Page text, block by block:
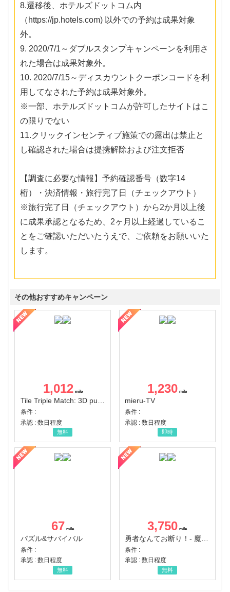
8.遷移後、ホテルズドットコム内
（https://jp.hotels.com) 以外での予約は成果対象
外。
9. 2020/7/1～ダブルスタンプキャンペーンを利用さ
れた場合は成果対象外。
10. 2020/7/15～ディスカウントクーポンコードを利
用してなされた予約は成果対象外。
※一部、ホテルズドットコムが許可したサイトはこ
の限りでない
11.クリックインセンティブ施策での露出は禁止と
し確認された場合は提携解除および注文拒否
【調査に必要な情報】予約確認番号（数字14
桁）・決済情報・旅行完了日（チェックアウト）
※旅行完了日（チェックアウト）から2か月以上後
に成果承認となるため、2ヶ月以上経過しているこ
とをご確認いただいたうえで、ご依頼をお願いいた
します。
その他おすすめキャンペーン
1,012
Tile Triple Match: 3D puzzle
条件 :
承認 : 数日程度
無料
1,230
mieru-TV
条件 :
承認 : 数日程度
即時
67
パズル&サバイバル
条件 :
承認 : 数日程度
無料
3,750
条件 :
承認 : 数日程度
無料